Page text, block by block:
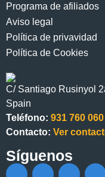
Programa de afiliados
Aviso legal
Política de privavidad
Política de Cookies
C/ Santiago Rusinyol
Spain
Teléfono: 931 760 060
Contacto: Ver
Síguenos